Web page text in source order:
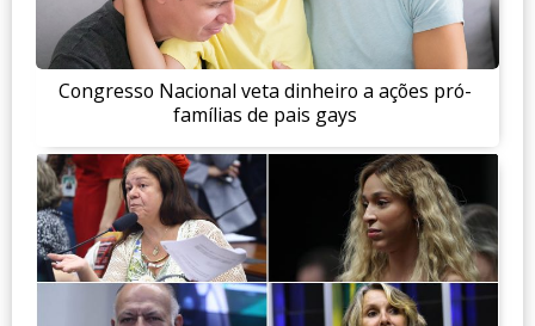
Congresso Nacional veta dinheiro a ações pró-
famílias de pais gays